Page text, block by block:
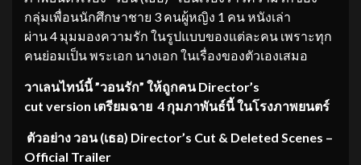
กลุ่มเพื่อนนักศึกษาชาย 3 คนผู้หญิง 1 คน หนังเล่า
ผ่าน 4 มุมมองความรัก ในรูปแบบของแต่ละคน เพราะทุก
คนย่อมเป็น พระเอก นางเอก ในเรื่องของตัวเองเสมอ
วาเลนไทน์นี้ ”วอนรัก” ให้ถูกคนDirector’s
cut version เตรียมฉาย 4 กุมภาพันธ์นี้ ในโรงภาพยนตร์
ตัวอย่างวอน (เธอ) Director’s Cut & Deleted Scenes –
Official Trailer